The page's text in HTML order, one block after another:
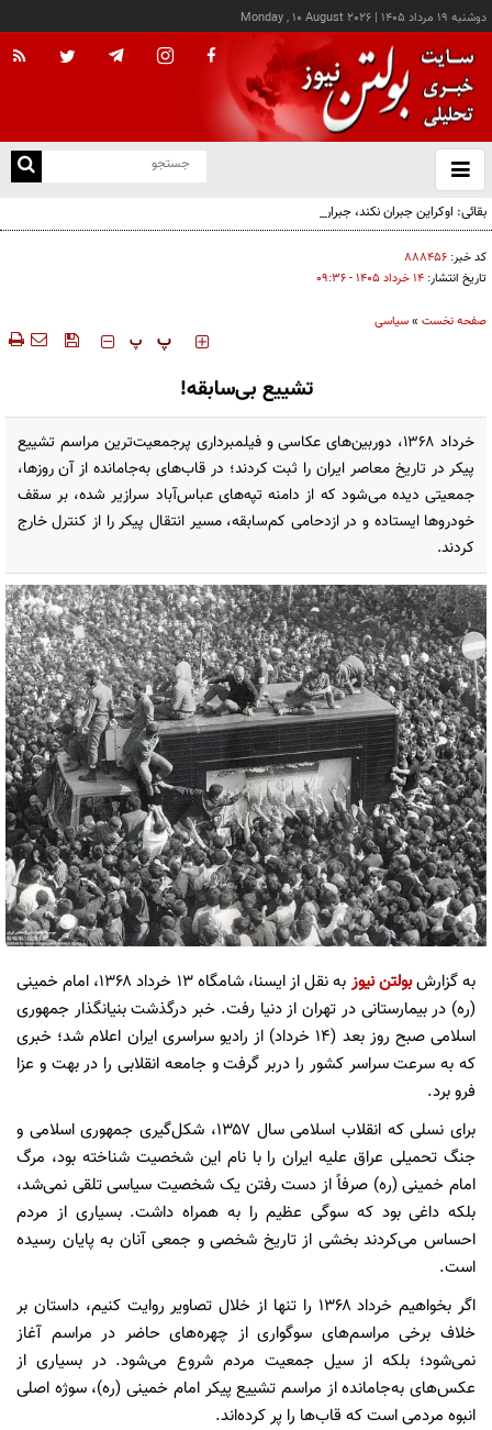
دوشنبه ۱۹ مرداد ۱۴۰۵ |
Monday , 10 August 2026
باز
و
بقائی: اوکراین جبران نکند، جبران می‌کنیم
کد خبر: ۸۸۸۴۵۶
تاریخ انتشار: ۱۴ خرداد ۱۴۰۵ - ۰۹:۳۶
صفحه نخست »سیاسی
‍‍‍ پ پ
تشییع بی‌سابقه!
خرداد ۱۳۶۸، دوربین‌های عکاسی و فیلمبرداری پرجمعیت‌ترین مراسم‌ تشییع
پیکر در تاریخ معاصر ایران را ثبت کردند؛ در قاب‌های به‌جامانده از آن روزها،
جمعیتی دیده می‌شود که از دامنه تپه‌های عباس‌آباد سرازیر شده، بر سقف
خودروها ایستاده و در ازدحامی کم‌سابقه، مسیر انتقال پیکر را از کنترل خارج
کردند.
به گزارشبولتن نیوز
به نقل از ایسنا، شامگاه ۱۳ خرداد ۱۳۶۸، امام خمینی
(ره) در بیمارستانی در تهران از دنیا رفت. خبر درگذشت بنیانگذار جمهوری
اسلامی صبح روز بعد (۱۴ خرداد) از رادیو سراسری ایران اعلام شد؛ خبری
که به سرعت سراسر کشور را دربر گرفت و جامعه انقلابی را در بهت و عزا
فرو برد.
برای نسلی که انقلاب اسلامی سال ۱۳۵۷، شکل‌گیری جمهوری اسلامی و
جنگ تحمیلی عراق علیه ایران را با نام این شخصیت شناخته بود، مرگ
امام خمینی (ره) صرفاً از دست رفتن یک شخصیت سیاسی تلقی نمی‌شد،
بلکه داغی بود که سوگی عظیم را به همراه داشت. بسیاری از مردم
احساس می‌کردند بخشی از تاریخ شخصی و جمعی آنان به پایان رسیده
است.
اگر بخواهیم خرداد ۱۳۶۸ را تنها از خلال تصاویر روایت کنیم، داستان بر
خلاف برخی مراسم‌های سوگواری از چهره‌های حاضر در مراسم آغاز
نمی‌شود؛ بلکه از سیل جمعیت مردم شروع می‌شود. در بسیاری از
عکس‌های به‌جامانده از مراسم تشییع پیکر امام خمینی (ره)، سوژه اصلی
انبوه مردمی است که قاب‌ها را پر کرده‌اند.